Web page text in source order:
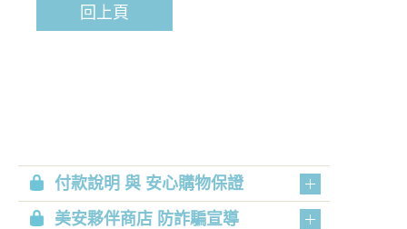
回上頁
付款說明 與 安心購物保證
美安夥伴商店 防詐騙宣導